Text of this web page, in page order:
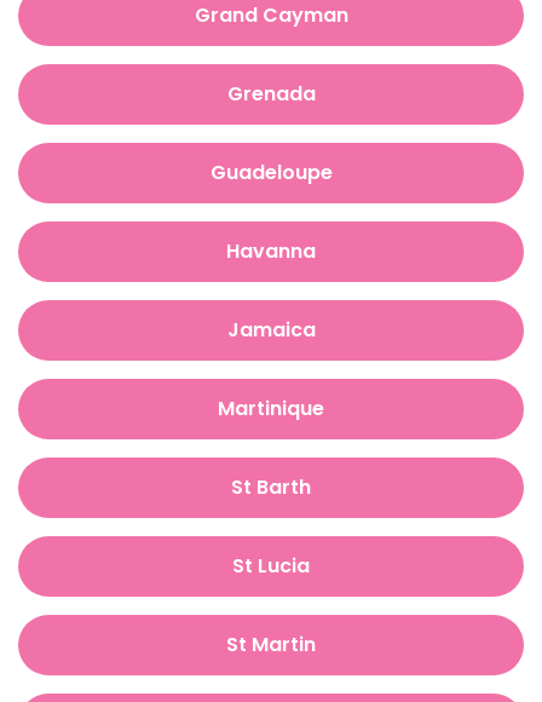
Grand Cayman
Grenada
Guadeloupe
Havanna
Jamaica
Martinique
St Barth
St Lucia
St Martin